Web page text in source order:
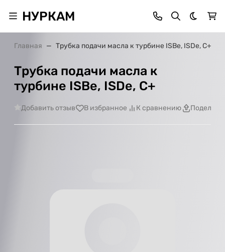
НУРКАМ Темная
Главная Трубка подачи масла к турбине ISBe, ISDe, С+
Трубка подачи масла к
турбине ISBe, ISDe, С+
Добавить отзыв В избранное К сравнению